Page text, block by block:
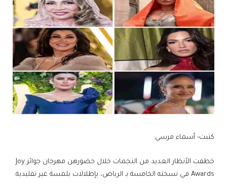
كتبت- أسماء مرسي:
خطفت الأنظار العديد من النجمات خلال حضورهن مهرجان جوائز Joy
Awards في نسخته الخامسة بـ الرياض، بإطلالات بلمسة غير تقليدية.